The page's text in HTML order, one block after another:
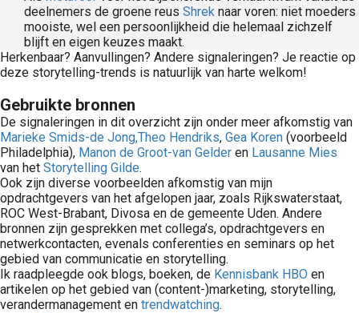
deelnemers de groene reus Shrek naar voren: niet moeders
mooiste, wel een persoonlijkheid die helemaal zichzelf
blijft en eigen keuzes maakt.
Herkenbaar? Aanvullingen? Andere signaleringen? Je reactie op
deze storytelling-trends is natuurlijk van harte welkom!
Gebruikte bronnen
De signaleringen in dit overzicht zijn onder meer afkomstig van
Marieke Smids-de Jong,Theo Hendriks, Gea Koren (voorbeeld
Philadelphia), Manon de Groot-van Gelder en Lausanne Mies
van het Storytelling Gilde.
Ook zijn diverse voorbeelden afkomstig van mijn
opdrachtgevers van het afgelopen jaar, zoals Rijkswaterstaat,
ROC West-Brabant, Divosa en de gemeente Uden. Andere
bronnen zijn gesprekken met collega’s, opdrachtgevers en
netwerkcontacten, evenals conferenties en seminars op het
gebied van communicatie en storytelling.
Ik raadpleegde ook blogs, boeken, de Kennisbank HBO en
artikelen op het gebied van (content-)marketing, storytelling,
verandermanagement en trendwatching.